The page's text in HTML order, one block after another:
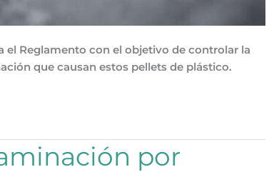
el Reglamento con el objetivo de controlar la
que causan estos pellets de plástico.
por